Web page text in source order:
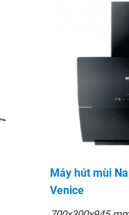
Máy hút mùi
Venice